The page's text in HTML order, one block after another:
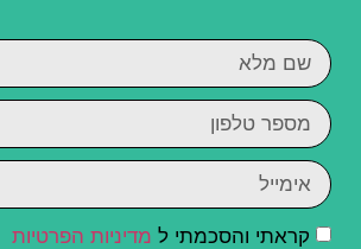
קראתי והסכמתי ל מדיניות הפרטיות